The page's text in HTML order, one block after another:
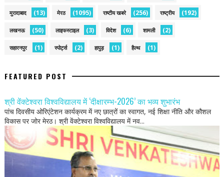
मुरादाबाद (13) मेरठ (1095) राष्टीय खबरे (256) राष्ट्रीय (192)
लखनऊ (50) लाइफस्टाइल (3) विदेश (6) शामली (2)
सहारनपुर (1) स्पोर्ट्स (2) हापुड़ (1) हैल्थ (1)
FEATURED POST
श्री वेंक्टेश्वरा विश्वविद्यालय में ‘दीक्षारम्भ-2026’ का भव्य शुभारंभ
पांच दिवसीय ओरिएंटेशन कार्यक्रम में नए छात्रों का स्वागत, नई शिक्षा नीति और कौशल
विकास पर जोर मेरठ। श्री वेंक्टेश्वरा विश्वविद्यालय में नव...